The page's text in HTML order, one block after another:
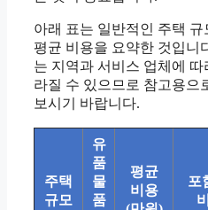
아래 표는 일반적인 주택 규
평균 비용을 요약한 것입니
는 지역과 서비스 업체에 따
라질 수 있으므로 참고용으
보시기 바랍니다.
주택
규모
유
품
물
품
평균
비용
포